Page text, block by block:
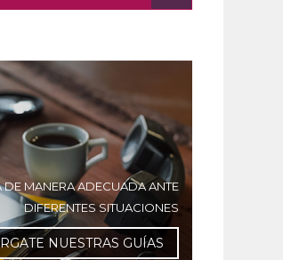
DE MANERA ADECUADA ANTE
DIFERENTES SITUACIONES
NUESTRAS GUÍAS